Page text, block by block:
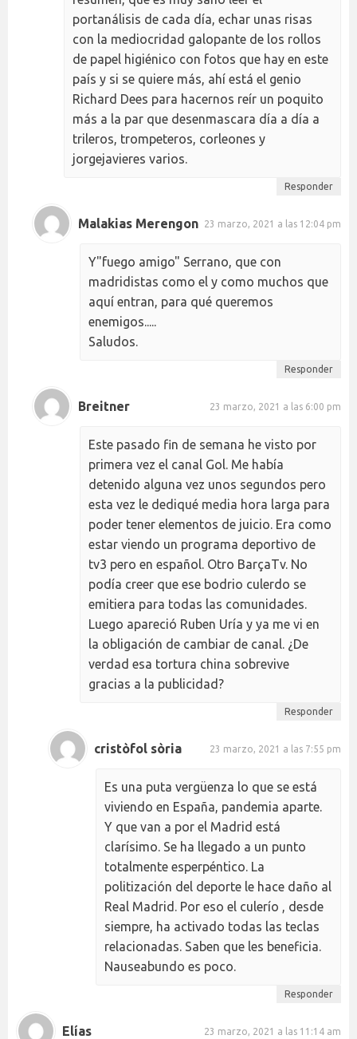
portanálisis de cada día, echar unas risas
con la mediocridad galopante de los rollos
de papel higiénico con fotos que hay en este
país y si se quiere más, ahí está el genio
Richard Dees para hacernos reír un poquito
más a la par que desenmascara día a día a
trileros, trompeteros, corleones y
jorgejavieres varios.
Responder
Malakias Merengon 23 marzo, 2021 a las 12:04 pm
Y"fuego amigo" Serrano, que con
madridistas como el y como muchos que
aquí entran, para qué queremos
enemigos.....
Saludos.
Responder
Breitner 23 marzo, 2021 a las 6:00 pm
Este pasado fin de semana he visto por
primera vez el canal Gol. Me había
detenido alguna vez unos segundos pero
esta vez le dediqué media hora larga para
poder tener elementos de juicio. Era como
estar viendo un programa deportivo de
tv3 pero en español. Otro BarçaTv. No
podía creer que ese bodrio culerdo se
emitiera para todas las comunidades.
Luego apareció Ruben Uría y ya me vi en
la obligación de cambiar de canal. ¿De
verdad esa tortura china sobrevive
gracias a la publicidad?
Responder
cristòfol sòria 23 marzo, 2021 a las 7:55 pm
Es una puta vergüenza lo que se está
viviendo en España, pandemia aparte.
Y que van a por el Madrid está
clarísimo. Se ha llegado a un punto
totalmente esperpéntico. La
politización del deporte le hace daño al
Real Madrid. Por eso el culerío , desde
siempre, ha activado todas las teclas
relacionadas. Saben que les beneficia.
Nauseabundo es poco.
Responder
Elías 23 marzo, 2021 a las 11:14 am